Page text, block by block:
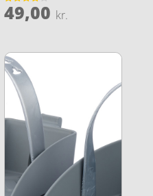
Vurderet
4.1
49,00 kr.